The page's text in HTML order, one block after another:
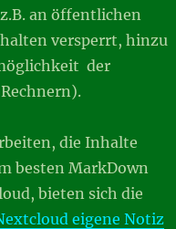
an öffentlichen
versperrt, hinzu
der
die Inhalte
besten MarkDown
bieten sich die
eigene Notiz